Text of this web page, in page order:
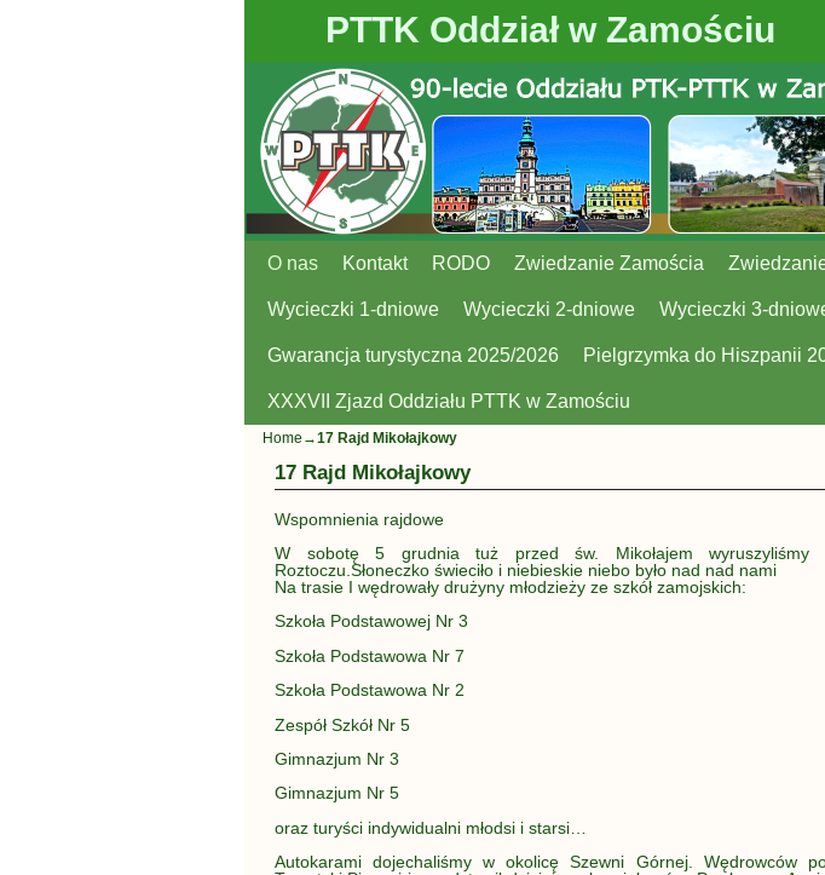
PTTK Oddział w Zamościu
Przejdź do głównej treści
Przejdź do
O nas Kontakt RODO Zwiedzanie Zamościa
Wycieczki 1-dniowe Wycieczki 2-dniowe Wycieczki 3-
Gwarancja turystyczna 2025/2026 Pielgrzymka do Hiszpanii
XXXVII Zjazd Oddziału PTTK w Zamościu
Home →17 Rajd Mikołajkowy
17 Rajd Mikołajkowy
Wspomnienia rajdowe
W sobotę 5 grudnia tuż przed św. Mikołajem wyruszyliśmy
Roztoczu.Słoneczko świeciło i niebieskie niebo było nad nad nami
Na trasie I wędrowały drużyny młodzieży ze szkół zamojskich:
Szkoła Podstawowej Nr 3
Szkoła Podstawowa Nr 7
Szkoła Podstawowa Nr 2
Zespół Szkół Nr 5
Gimnazjum Nr 3
Gimnazjum Nr 5
oraz turyści indywidualni młodsi i starsi…
Autokarami dojechaliśmy w okolicę Szewni Górnej. Wędrowców